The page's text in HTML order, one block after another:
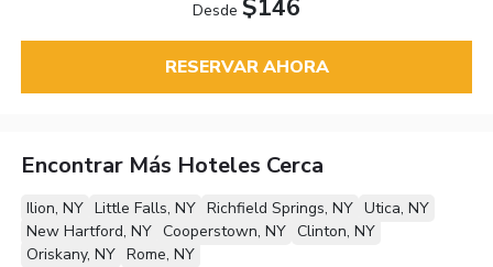
Desde $146
RESERVAR AHORA
Encontrar Más Hoteles Cerca
Ilion, NY Little Falls, NY Richfield Springs, NY Utica, NY
New Hartford, NY Cooperstown, NY Clinton, NY
Oriskany, NY Rome, NY